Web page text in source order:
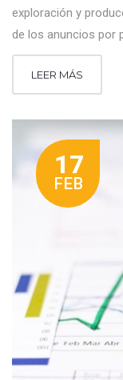
exploración y
de los anuncios por
LEER MÁS
17
FEB